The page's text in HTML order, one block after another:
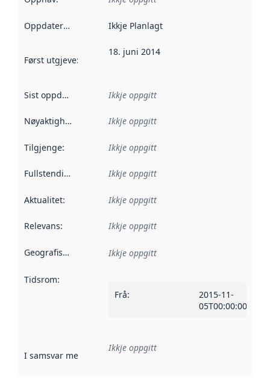
Oppdateringsfrekvens :
Ikkje Planlagt
Først utgjeve: Denne datoen seier når dataa i dette
18. juni 2014
Sist oppdatert Ikkje oppgitt
Nøyaktigheit Ikkje oppgitt
Tilgjenge: Ikkje oppgitt
Fullstendigheit Ikkje oppgitt
Aktualitet: Ikkje oppgitt
Relevans: Ikkje oppgitt
Geografisk område Ikkje oppgitt
Tidsrom:
Frå:
2015-11-
05T00:00:00Z
I samsvar med Referanse til ei implementeringsregel eller
Ikkje oppgitt